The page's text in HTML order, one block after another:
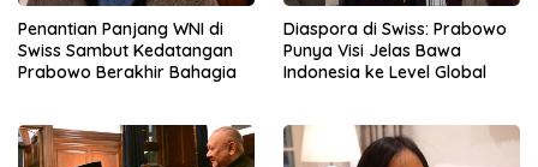
Penantian Panjang WNI di
Swiss Sambut Kedatangan
Prabowo Berakhir Bahagia
Diaspora di Swiss: Prabowo
Punya Visi Jelas Bawa
Indonesia ke Level Global